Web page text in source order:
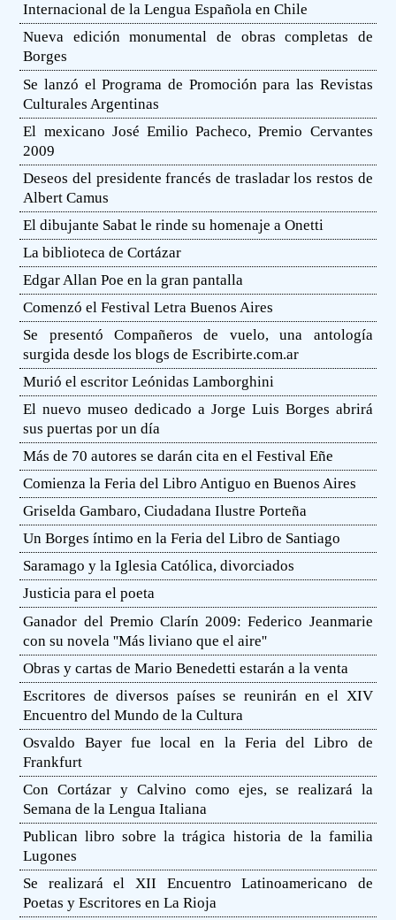
Internacional de la Lengua Española en Chile
Nueva edición monumental de obras completas de
Borges
Se lanzó el Programa de Promoción para las Revistas
Culturales Argentinas
El mexicano José Emilio Pacheco, Premio Cervantes
2009
Deseos del presidente francés de trasladar los restos de
Albert Camus
El dibujante Sabat le rinde su homenaje a Onetti
La biblioteca de Cortázar
Edgar Allan Poe en la gran pantalla
Comenzó el Festival Letra Buenos Aires
Se presentó Compañeros de vuelo, una antología
surgida desde los blogs de Escribirte.com.ar
Murió el escritor Leónidas Lamborghini
El nuevo museo dedicado a Jorge Luis Borges abrirá
sus puertas por un día
Más de 70 autores se darán cita en el Festival Eñe
Comienza la Feria del Libro Antiguo en Buenos Aires
Griselda Gambaro, Ciudadana Ilustre Porteña
Un Borges íntimo en la Feria del Libro de Santiago
Saramago y la Iglesia Católica, divorciados
Justicia para el poeta
Ganador del Premio Clarín 2009: Federico Jeanmarie
con su novela ''Más liviano que el aire''
Obras y cartas de Mario Benedetti estarán a la venta
Escritores de diversos países se reunirán en el XIV
Encuentro del Mundo de la Cultura
Osvaldo Bayer fue local en la Feria del Libro de
Frankfurt
Con Cortázar y Calvino como ejes, se realizará la
Semana de la Lengua Italiana
Publican libro sobre la trágica historia de la familia
Lugones
Se realizará el XII Encuentro Latinoamericano de
Poetas y Escritores en La Rioja